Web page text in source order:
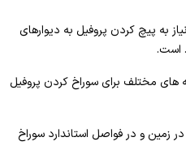
به پیچ کردن پروفیل به دیوارهای
است.
های مختلف برای سوراخ کردن پروفیل
زمین و در فواصل استاندارد سوراخ